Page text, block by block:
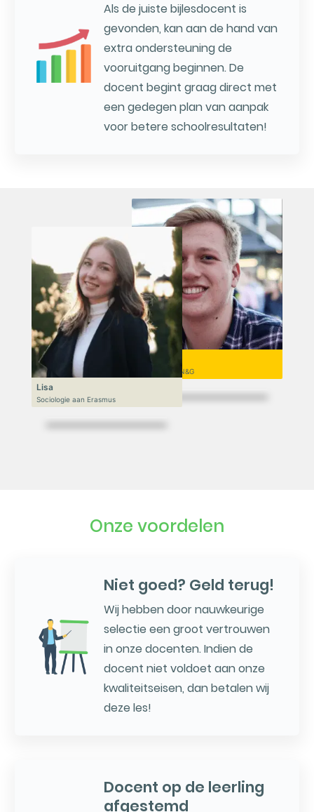
Als de juiste bijlesdocent is
gevonden, kan aan de hand van
extra ondersteuning de
vooruitgang beginnen. De
docent begint graag direct met
een gedegen plan van aanpak
voor betere schoolresultaten!
Niek
VWO 6, N&T/N&G
Lisa
Sociologie aan Erasmus
Onze voordelen
Niet goed? Geld terug!
Wij hebben door nauwkeurige
selectie een groot vertrouwen
in onze docenten. Indien de
docent niet voldoet aan onze
kwaliteitseisen, dan betalen wij
deze les!
Docent op de leerling
afgestemd